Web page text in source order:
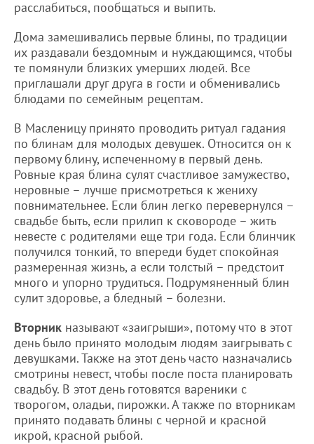
расслабиться, пообщаться и выпить.
Дома замешивались первые блины, по традиции
их раздавали бездомным и нуждающимся, чтобы
те помянули близких умерших людей. Все
приглашали друг друга в гости и обменивались
блюдами по семейным рецептам.
В Масленицу принято проводить ритуал гадания
по блинам для молодых девушек. Относится он к
первому блину, испеченному в первый день.
Ровные края блина сулят счастливое замужество,
неровные – лучше присмотреться к жениху
повнимательнее. Если блин легко перевернулся –
свадьбе быть, если прилип к сковороде – жить
невесте с родителями еще три года. Если блинчик
получился тонкий, то впереди будет спокойная
размеренная жизнь, а если толстый – предстоит
много и упорно трудиться. Подрумяненный блин
сулит здоровье, а бледный – болезни.
Вторник называют «заигрыши», потому что в этот
день было принято молодым людям заигрывать с
девушками. Также на этот день часто назначались
смотрины невест, чтобы после поста планировать
свадьбу. В этот день готовятся вареники с
творогом, оладьи, пирожки. А также по вторникам
принято подавать блины с черной и красной
икрой, красной рыбой.